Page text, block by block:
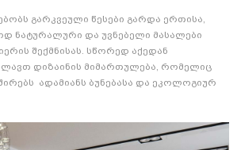
გაუქმება
გარკვეული წესები გარდა ერთისა,
ნატურალური და უვნებელი მასალები
შექმნისას. სწორედ აქედან
დიზაინის მიმართულება, რომელიც
ადამიანს ბუნებასა და ეკოლოგიურ